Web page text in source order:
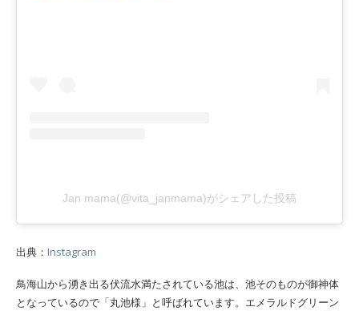
Jan mama(@vita_janmama)がシェアした投稿
出典： Instagram
鳥海山から湧き出る伏流水満たされている池は、池そのものが御神体
となっているので「丸池様」と呼ばれています。エメラルドグリーン